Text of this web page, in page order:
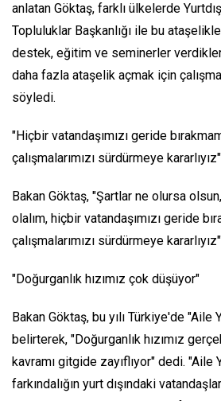
anlatan Göktaş, farklı ülkelerde
Topluluklar Başkanlığı ile bu
destek, eğitim ve seminerler
daha fazla ataşelik açmak için
söyledi.
"Hiçbir vatandaşımızı geride
çalışmalarımızı sürdürmeye kararlıyız"
Bakan Göktaş, "Şartlar ne olursa
olalım, hiçbir vatandaşımızı geride
çalışmalarımızı sürdürmeye
"Doğurganlık hızımız çok düşüyor"
Bakan Göktaş, bu yılı Türkiye'de "Aile
belirterek, "Doğurganlık hızımız
kavramı gitgide zayıflıyor" dedi. "Aile
farkındalığın yurt dışındaki